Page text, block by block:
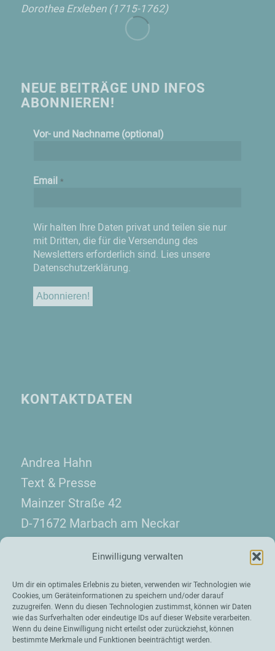
Einwilligung verwalten
Um dir ein optimales Erlebnis zu bieten, verwenden wir Technologien wie
Cookies, um Geräteinformationen zu speichern und/oder darauf
zuzugreifen. Wenn du diesen Technologien zustimmst, können wir Daten
wie das Surfverhalten oder eindeutige IDs auf dieser Website verarbeiten.
Wenn du deine Einwilligung nicht erteilst oder zurückziehst, können
bestimmte Merkmale und Funktionen beeinträchtigt werden.
Dorothea Erxleben (1715-1762)
NEUE BEITRÄGE UND INFOS
ABONNIEREN!
Vor- und Nachname (optional)
Email *
Wir halten Ihre Daten privat und teilen sie nur
mit Dritten, die für die Versendung des
Newsletters erforderlich sind. Lies unsere
Datenschutzerklärung.
KONTAKTDATEN
Andrea Hahn
Text & Presse
Mainzer Straße 42
D-71672 Marbach am Neckar
Telefon: +49 7144 130 08 10
kontakt(at)hahn-presse.de